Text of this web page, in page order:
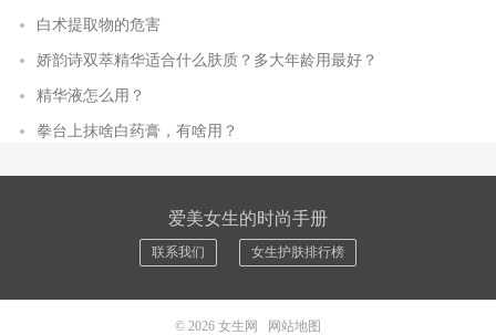
白术提取物的危害
娇韵诗双萃精华适合什么肤质？多大年龄用最好？
精华液怎么用？
拳台上抹啥白药膏，有啥用？
爱美女生的时尚手册
联系我们 女生护肤排行榜
© 2026 女生网 网站地图